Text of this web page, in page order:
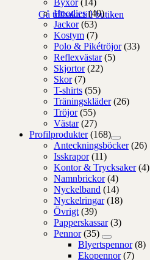
Gå tillbaka till butiken
Byxor (14)
Hoodies (40)
Jackor (63)
Kostym (7)
Polo & Pikétröjor (33)
Reflexvästar (5)
Skjortor (22)
Skor (7)
T-shirts (55)
Träningskläder (26)
Tröjor (55)
Västar (27)
Profilprodukter (168)
Anteckningsböcker (26)
Isskrapor (11)
Kontor & Trycksaker (4)
Namnbrickor (4)
Nyckelband (14)
Nyckelringar (18)
Övrigt (39)
Papperskassar (3)
Pennor (35)
Blyertspennor (8)
Ekopennor (7)